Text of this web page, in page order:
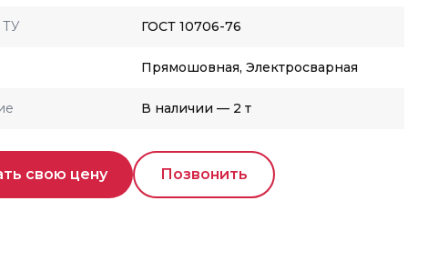
ТУ ГОСТ 10706-76
Прямошовная, Электросварная
В наличии — 2 т
свою цену Позвонить